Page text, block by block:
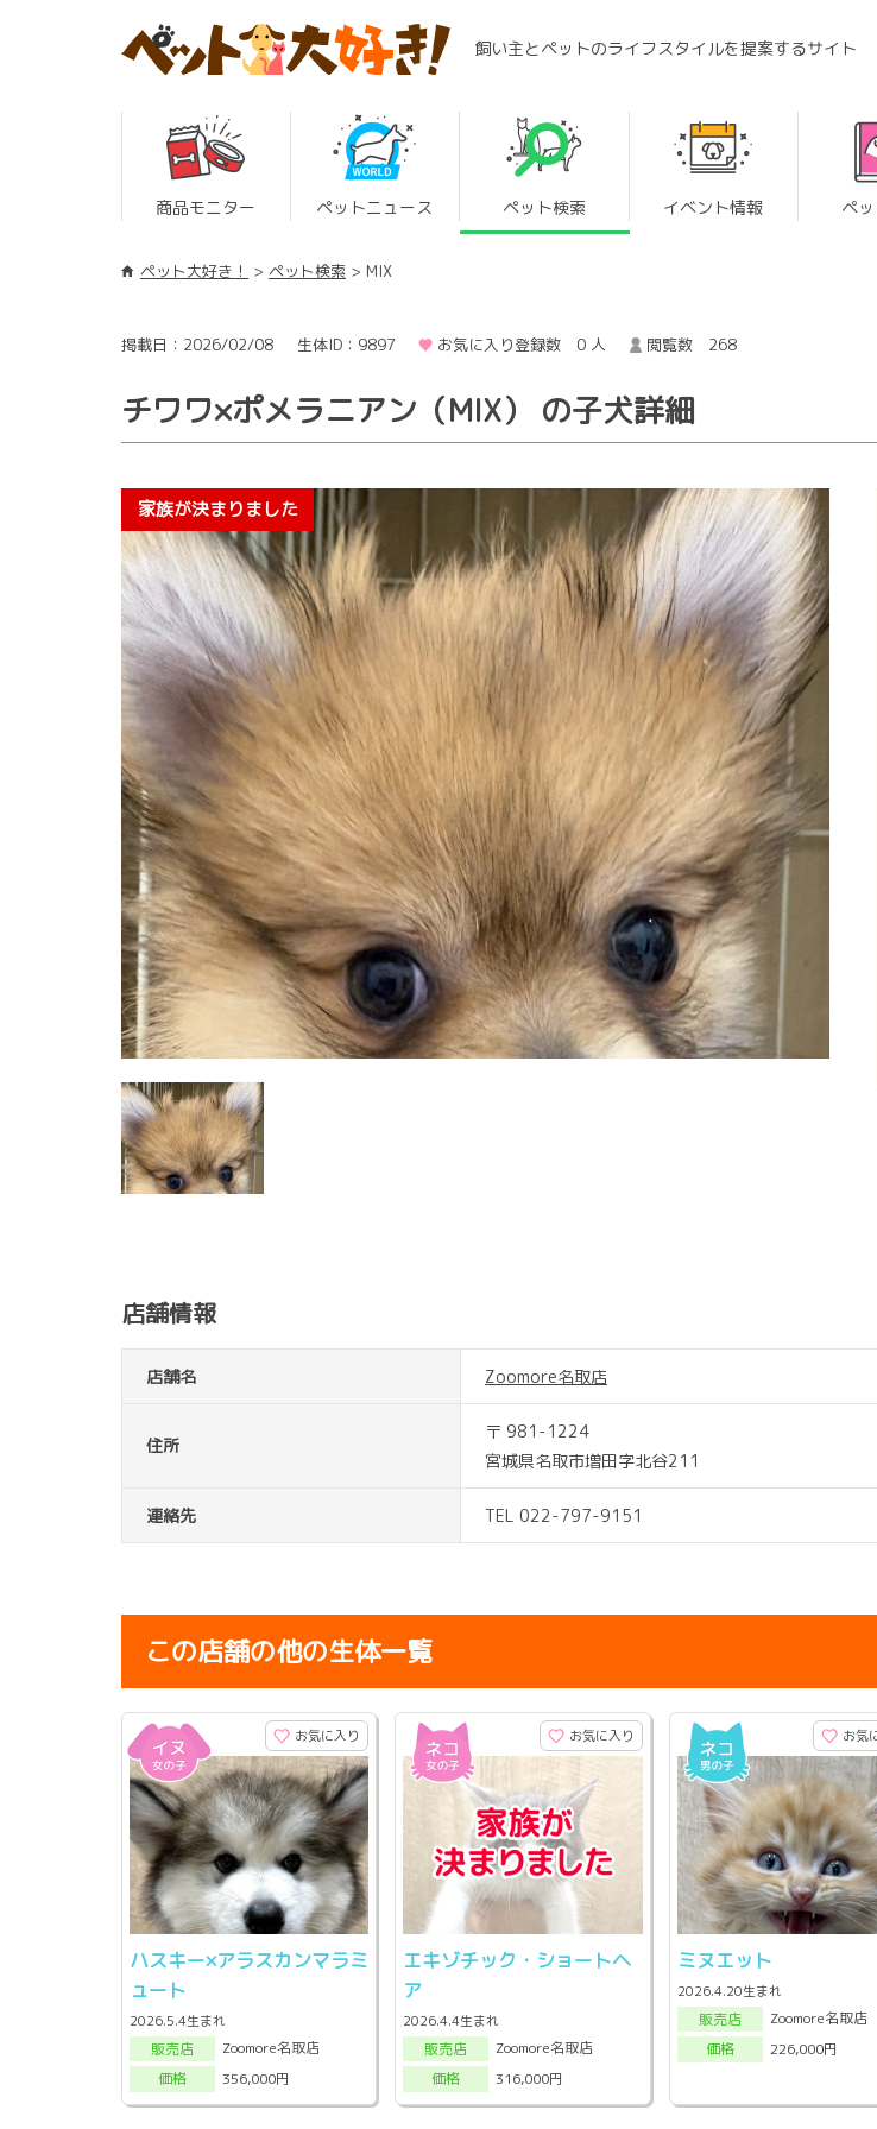
飼い主とペットのライフスタイルを提案するサイト
商品モニター ペットニュース ペット検索 イベント情報 ペ
ペット大好き！ ペット検索 MIX
掲載日：2026/02/08 生体ID：9897 お気に入り登録数 0 人 閲覧数 268
チワワ×ポメラニアン（MIX） の子犬詳細
店舗情報
店舗名 Zoomore名取店
住所
〒 981-1224
宮城県名取市増田字北谷211
連絡先 TEL 022-797-9151
この店舗の他の生体一覧
お気に入り
ハスキー×アラスカンマラミ
ュート
2026.5.4生まれ
販売店
Zoomore名取店
価格
356,000円
お気に入り
エキゾチック・ショートヘ
ア
2026.4.4生まれ
販売店
Zoomore名取店
価格
316,000円
お気
ミヌエット
2026.4.20生まれ
販売店
Zoomore名取店
価格
226,000円